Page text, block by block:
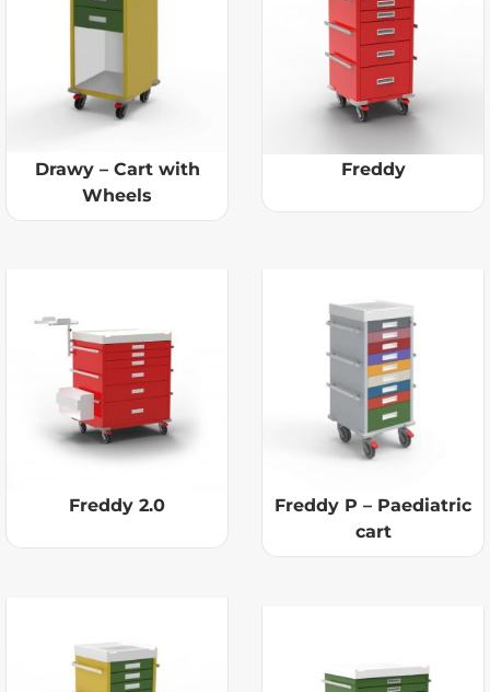
Drawy – Cart with
Wheels
Freddy
Freddy 2.0
Freddy P – Paediatric
cart